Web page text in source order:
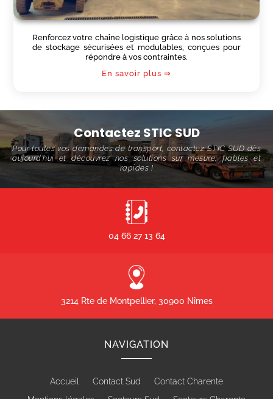
Renforcez votre chaîne logistique grâce à nos solutions
de stockage sécurisées et modulables, conçues pour
répondre à vos contraintes.
En savoir plus ⇒
Contactez STIC SUD
Pour toutes vos demandes de transport, contactez STIC SUD dès
aujourd'hui et découvrez nos solutions sur mesure, fiables et
rapides !
04 66 27 13 64
3214 Rte de Montpellier, 30900 Nîmes
NAVIGATION
Accueil Contact Sud
Contact Charente